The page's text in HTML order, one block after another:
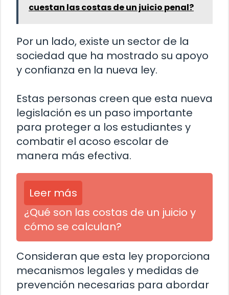
cuestan las costas de un juicio penal?
Por un lado, existe un sector de la
sociedad que ha mostrado su apoyo
y confianza en la nueva ley.
Estas personas creen que esta nueva
legislación es un paso importante
para proteger a los estudiantes y
combatir el acoso escolar de
manera más efectiva.
Leer más
¿Qué son las costas de un juicio y
cómo se calculan?
Consideran que esta ley proporciona
mecanismos legales y medidas de
prevención necesarias para abordar